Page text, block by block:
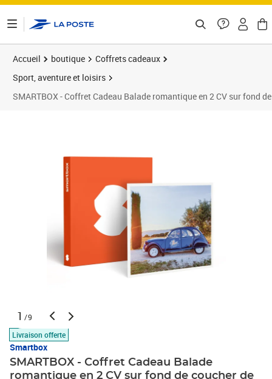
Accueil boutique
Coffrets cadeaux
Sport, aventure et loisirs
SMARTBOX - Coffret Cadeau Balade romantique en 2 CV sur fond
1 /9
Livraison offerte
Smartbox
SMARTBOX - Coffret Cadeau Balade
romantique en 2 CV sur fond de coucher de